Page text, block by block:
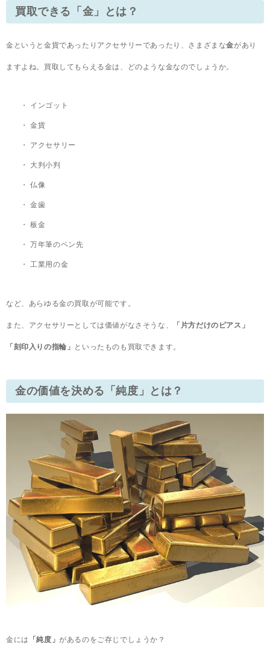
買取できる「金」とは？
金というと金貨であったりアクセサリーであったり、さまざまな金があり
ますよね。買取してもらえる金は、どのような金なのでしょうか。
インゴット
金貨
アクセサリー
大判小判
仏像
金歯
板金
万年筆のペン先
工業用の金
など、あらゆる金の買取が可能です。
また、アクセサリーとしては価値がなさそうな、 「片方だけのピアス」
「刻印入りの指輪」 といったものも買取できます。
金の価値を決める「純度」とは？
金には 「純度」があるのをご存じでしょうか？